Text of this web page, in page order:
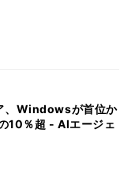
、Windowsが首位か
％超 - AIエージェ